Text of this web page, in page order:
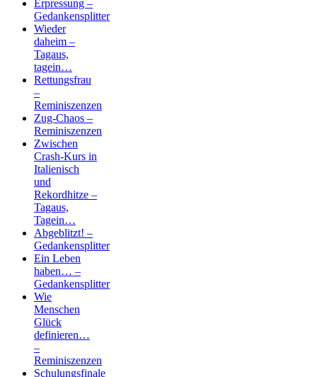
Erpressung –
Gedankensplitter
Wieder
daheim –
Tagaus,
tagein…
Rettungsfrau
–
Reminiszenzen
Zug-Chaos –
Reminiszenzen
Zwischen
Crash-Kurs in
Italienisch
und
Rekordhitze –
Tagaus,
Tagein…
Abgeblitzt! –
Gedankensplitter
Ein Leben
haben… –
Gedankensplitter
Wie
Menschen
Glück
definieren…
–
Reminiszenzen
Schulungsfinale